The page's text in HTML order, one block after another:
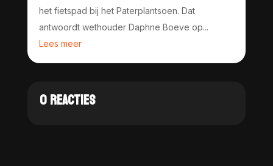
het fietspad bij het Paterplantsoen. Dat
antwoordt wethouder Daphne Boeve op...
Lees meer
0 REACTIES